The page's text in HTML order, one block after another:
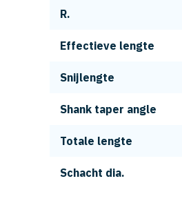
R.
Effectieve lengte
Snijlengte
Shank taper angle
Totale lengte
Schacht dia.